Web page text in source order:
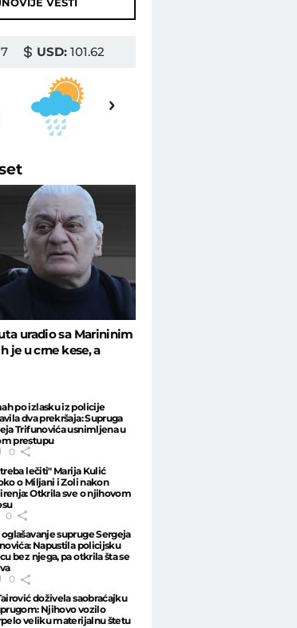
USD: 101.62
uradio sa Marininim
je u crne kese, a
po izlasku iz policije
dva prekršaja: Supruga
Trifunovića usnimljena u
prestupu
0
lečiti" Marija Kulić
o Miljani i Zoli nakon
Otkrila sve o njihovom
0
oglašavanje supruge Sergeja
Napustila policijsku
bez njega, pa otkrila šta se
0
doživela saobraćajku
Njihovo vozilo
veliku materijalnu štetu